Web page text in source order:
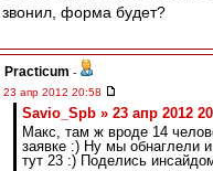
звонил, форма будет?
Practicum -
23 апр 2012 20:58
Savio_Spb » 23 апр 2012
Макс, там ж вроде 14
заявке :) Ну мы обнаглели
тут 23 :) Поделись